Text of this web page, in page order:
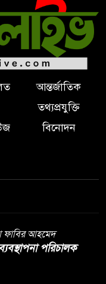
আন্তর্জাতিক
তথ্যপ্রযুক্তি
বিনোদন
ফাবির আহমেদ
পরিচালক